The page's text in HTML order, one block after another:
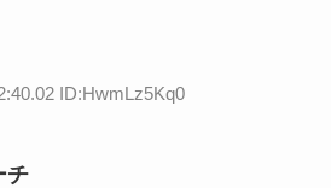
ID:HwmLz5Kq0
チ